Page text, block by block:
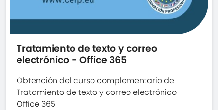
Tratamiento de texto y correo
electrónico - Office 365
Obtención del curso complementario de
Tratamiento de texto y correo electrónico -
Office 365